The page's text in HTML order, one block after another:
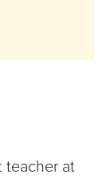
teacher at